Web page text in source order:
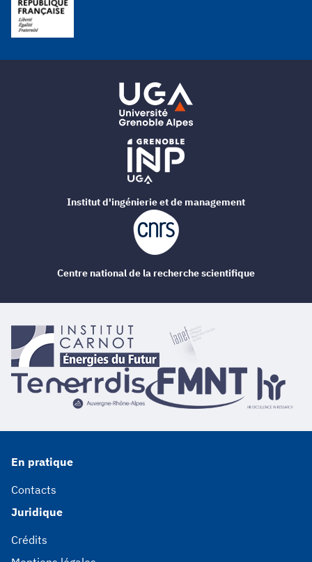
En pratique
Contacts
Juridique
Crédits
Institut d'ingénierie et de management
Centre national de la recherche scientifique